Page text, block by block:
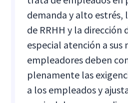
demanda y alto
de RRHH y la dirección
especial atención a sus
empleadores deben
plenamente las
a los empleados y